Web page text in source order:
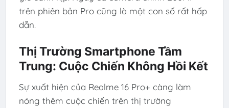
trên phiên bản Pro cũng là một con số rất hấp
dẫn.
Thị Trường Smartphone Tầm
Trung: Cuộc Chiến Không Hồi Kết
Sự xuất hiện của Realme 16 Pro+ càng làm
nóng thêm cuộc chiến trên thị trường